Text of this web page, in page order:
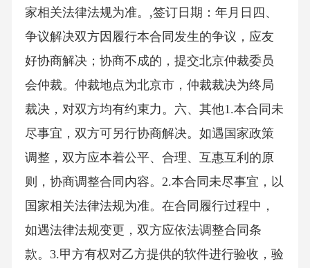
家相关法律法规为准。,签订日期：年月日四、
争议解决双方因履行本合同发生的争议，应友
好协商解决；协商不成的，提交北京仲裁委员
会仲裁。仲裁地点为北京市，仲裁裁决为终局
裁决，对双方均有约束力。六、其他1.本合同未
尽事宜，双方可另行协商解决。如遇国家政策
调整，双方应本着公平、合理、互惠互利的原
则，协商调整合同内容。2.本合同未尽事宜，以
国家相关法律法规为准。在合同履行过程中，
如遇法律法规变更，双方应依法调整合同条
款。3.甲方有权对乙方提供的软件进行验收，验